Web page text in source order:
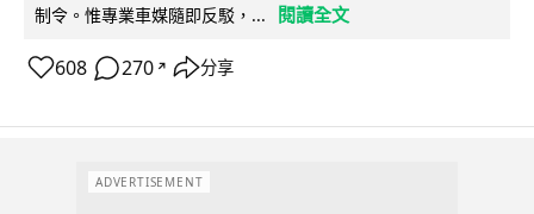
制令。惟專業車媒隨即反駁，...
閱讀全文
608 270 ↗ 分享
ADVERTISEMENT